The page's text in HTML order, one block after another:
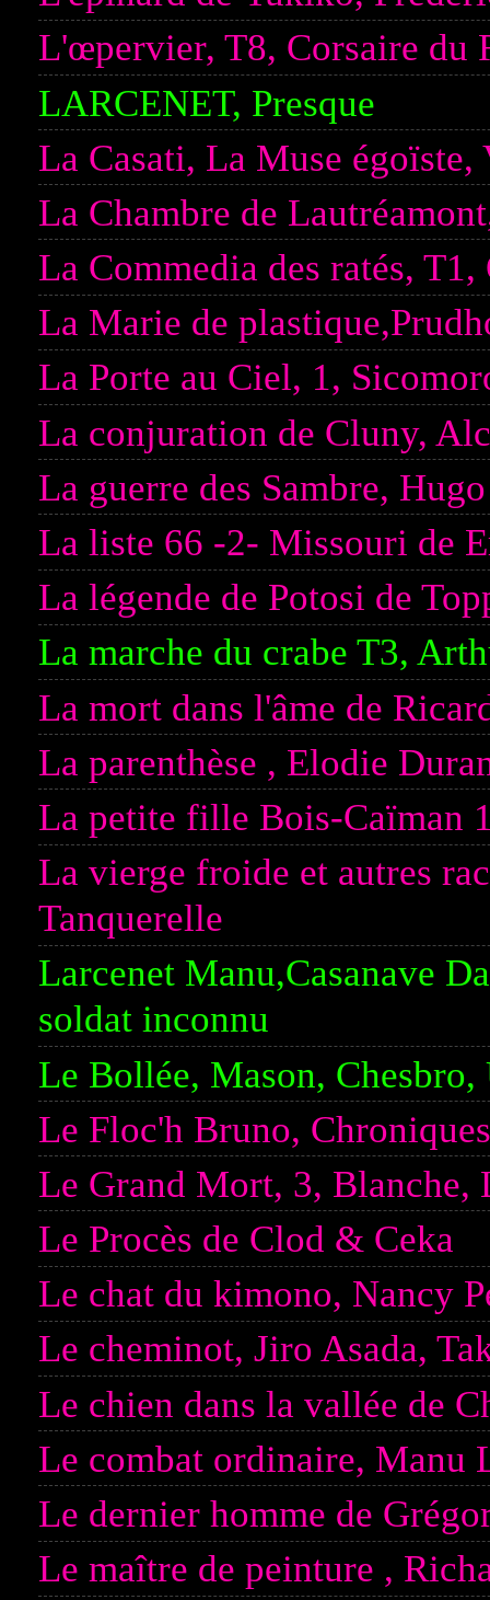
L'œpervier, T8, Corsaire du
LARCENET, Presque
La Casati, La Muse égoïste,
La Chambre de
La Commedia des ratés,
La Marie de
La Porte au Ciel, 1,
La conjuration de Cluny,
La guerre des Sambre,
La liste 66 -2- Missouri de
La légende de Potosi de
La marche du crabe T3,
La mort dans l'âme de
La parenthèse , Elodie
La petite fille Bois-Caïman
La vierge froide et autres
Tanquerelle
Larcenet Manu,Casanave
soldat inconnu
Le Bollée, Mason,
Le Floc'h Bruno,
Le Grand Mort, 3,
Le Procès de Clod & Ceka
Le chat du kimono, Nancy
Le cheminot, Jiro Asada,
Le chien dans la vallée de
Le combat ordinaire, Manu
Le dernier homme de
Le maître de peinture ,